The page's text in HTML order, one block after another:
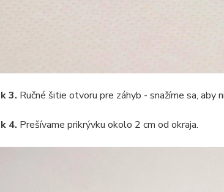
3. Ručné šitie otvoru pre záhyb - snažíme sa,
4. Prešívame prikrývku okolo 2 cm od okraja.